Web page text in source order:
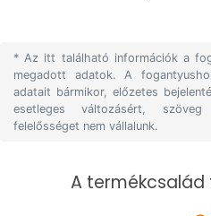
* Az itt található információk a
megadott adatok. A
adatait bármikor, előzetes
esetleges változásért,
felelősséget nem vállalunk.
A